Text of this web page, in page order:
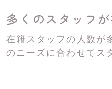
多くのスタッフが
在籍スタッフの人数が
のニーズに合わせてス